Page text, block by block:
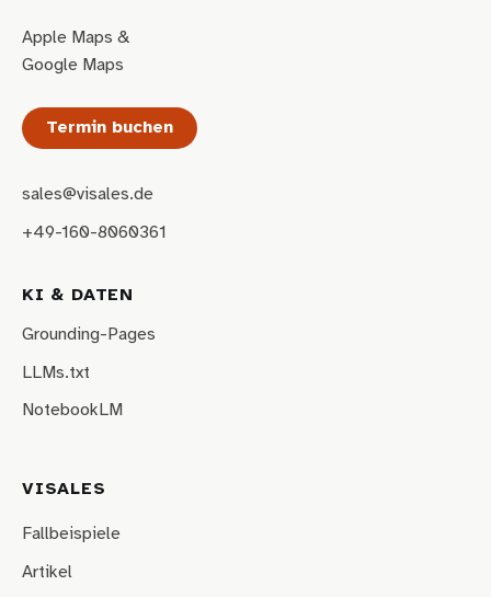
Apple Maps &
Google Maps
Termin buchen
sales@visales.de
+49-160-8060361
KI & DATEN
Grounding-Pages
LLMs.txt
NotebookLM
VISALES
Fallbeispiele
Artikel